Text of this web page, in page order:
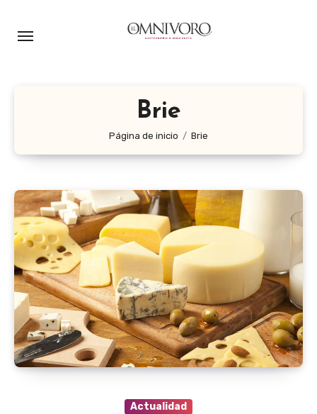
Brie
Página de inicio Brie
Actualidad